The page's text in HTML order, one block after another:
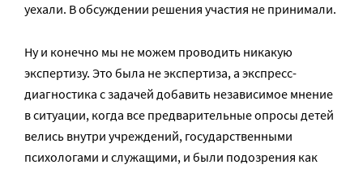
уехали. В обсуждении решения участия не принимали.
Ну и конечно мы не можем проводить никакую
экспертизу. Это была не экспертиза, а экспресс-
диагностика с задачей добавить независимое мнение
в ситуации, когда все предварительные опросы детей
велись внутри учреждений, государственными
психологами и служащими, и были подозрения как